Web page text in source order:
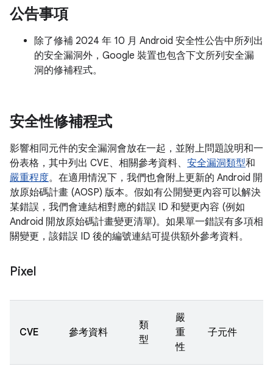
公告事項
除了修補 2024 年 10 月 Android 安全性公告中所列出
的安全漏洞外，Google 裝置也包含下文所列安全漏
洞的修補程式。
安全性修補程式
影響相同元件的安全漏洞會放在一起，並附上問題說明和一
份表格，其中列出 CVE、相關參考資料、 安全漏洞類型和
嚴重程度。在適用情況下，我們也會附上更新的 Android 開
放原始碼計畫 (AOSP) 版本。假如有公開變更內容可以解決
某錯誤，我們會連結相對應的錯誤 ID 和變更內容 (例如
Android 開放原始碼計畫變更清單)。如果單一錯誤有多項相
關變更，該錯誤 ID 後的編號連結可提供額外參考資料。
Pixel
CVE 參考資料
類
型
嚴
重
性
子元件